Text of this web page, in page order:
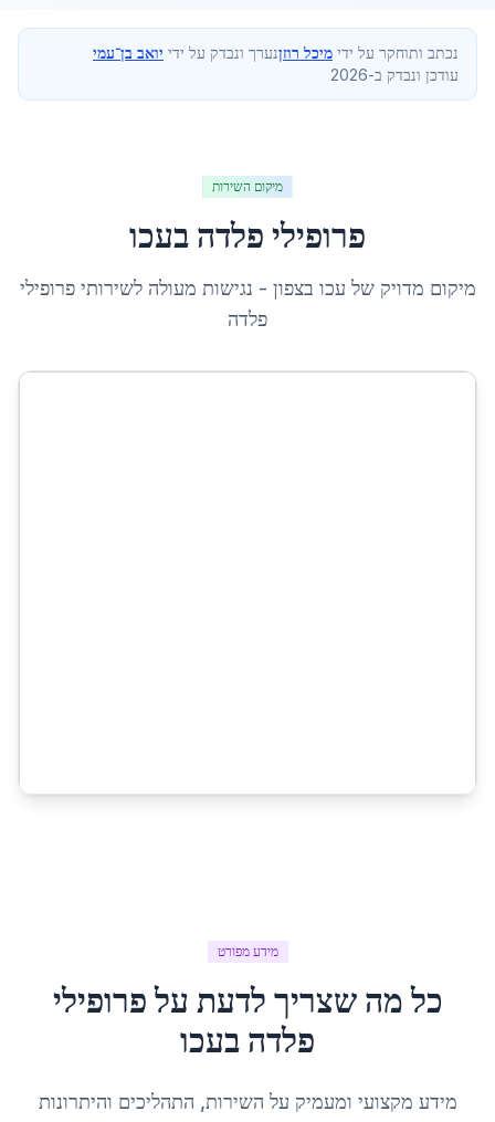
נכתב ותוחקר על ידי מיכל רוזןנערך ונבדק על ידי יואב בן־עמי
עודכן ונבדק ב-2026
מיקום השירות
פרופילי פלדה בעכו
מיקום מדויק של עכו בצפון - נגישות מעולה לשירותיפרופילי
פלדה
מידע מפורט
כל מה שצריך לדעת עלפרופילי
פלדה בעכו
מידע מקצועי ומעמיק על השירות, התהליכים והיתרונות